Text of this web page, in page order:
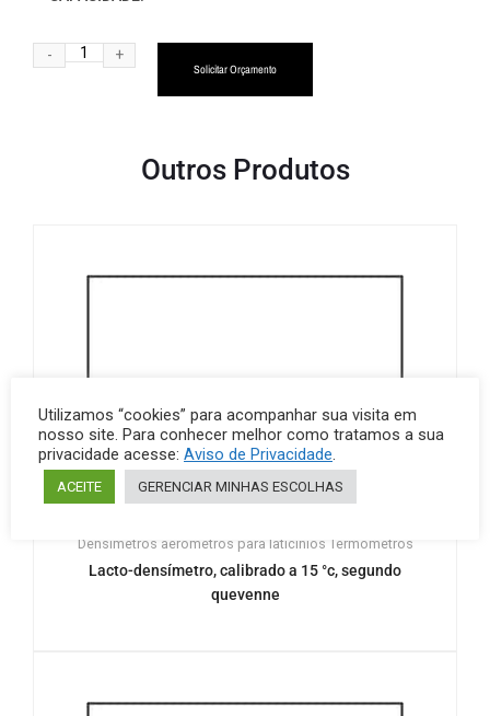
Solicitar Orçamento
Outros Produtos
Densímetros aerometros para laticinios Termômetros
Lacto-densímetro, calibrado a 15 °c, segundo
quevenne
Utilizamos “cookies” para acompanhar sua visita em
nosso site. Para conhecer melhor como tratamos a sua
privacidade acesse: Aviso de Privacidade.
ACEITE GERENCIAR MINHAS ESCOLHAS